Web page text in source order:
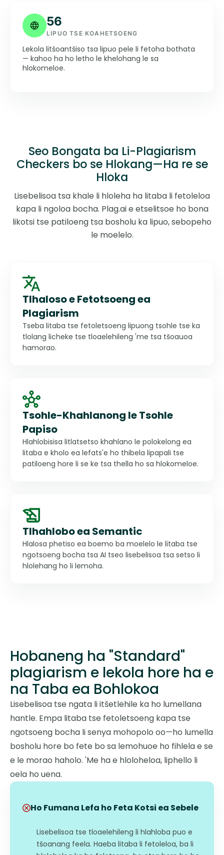
56
LIPUO TSE KOAHETSOENG
Lekola litšoantšiso tsa lipuo pele li fetoha bothata
— kahoo ha ho letho le khelohang le sa
hlokomeloe.
Seo Bongata ba Li-Plagiarism
Checkers bo se Hlokang—Ha re se
Hloka
Lisebelisoa tsa khale li hloleha ha litaba li fetoleloa
kapa li ngoloa bocha. Plag.ai e etselitsoe ho bona
likotsi tse patiloeng tsa bosholu ka lipuo, sebopeho
le moelelo.
Tlhaloso e Fetotsoeng ea
Plagiarism
Tseba litaba tse fetoletsoeng lipuong tsohle tse ka
tlolang licheke tse tloaelehileng 'me tsa tšoauoa
hamorao.
Tsohle-Khahlanong le Tsohle
Papiso
Hlahlobisisa litlatsetso khahlano le polokelong ea
litaba e kholo ea lefats'e ho thibela lipapali tse
patiloeng hore li se ke tsa thella ho sa hlokomeloe.
Tlhahlobo ea Semantic
Hlalosa phetiso ea boemo ba moelelo le litaba tse
ngotsoeng bocha tsa AI tseo lisebelisoa tsa setso li
hlolehang ho li lemoha.
Hobaneng ha "Standard"
plagiarism e lekola hore ha e
na Taba ea Bohlokoa
Lisebelisoa tse ngata li itšetlehile ka ho lumellana
hantle. Empa litaba tse fetoletsoeng kapa tse
ngotsoeng bocha li senya mohopolo oo—ho lumella
bosholu hore bo fete bo sa lemohuoe ho fihlela e se
e le morao haholo. 'Me ha e hloloheloa, liphello li
oela ho uena.
Ho Fumana Lefa ho Feta Kotsi ea Sebele
Lisebelisoa tse tloaelehileng li hlahloba puo e
tšoanang feela. Haeba litaba li fetoleloa, ba li